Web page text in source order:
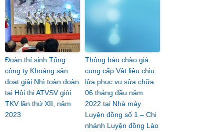
Đoàn thí sinh Tổng
công ty Khoáng sản
đoạt giải Nhì toàn đoàn
tại Hội thi ATVSV giỏi
TKV lần thứ XII, năm
2023
Thông báo chào giá
cung cấp Vật liệu chịu
lửa phục vụ sửa chữa
06 tháng đầu năm
2022 tại Nhà máy
Luyện đồng số 1 – Chi
nhánh Luyện đồng Lào